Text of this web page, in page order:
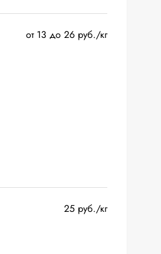
от 13 до 26 руб./кг
25 руб./кг